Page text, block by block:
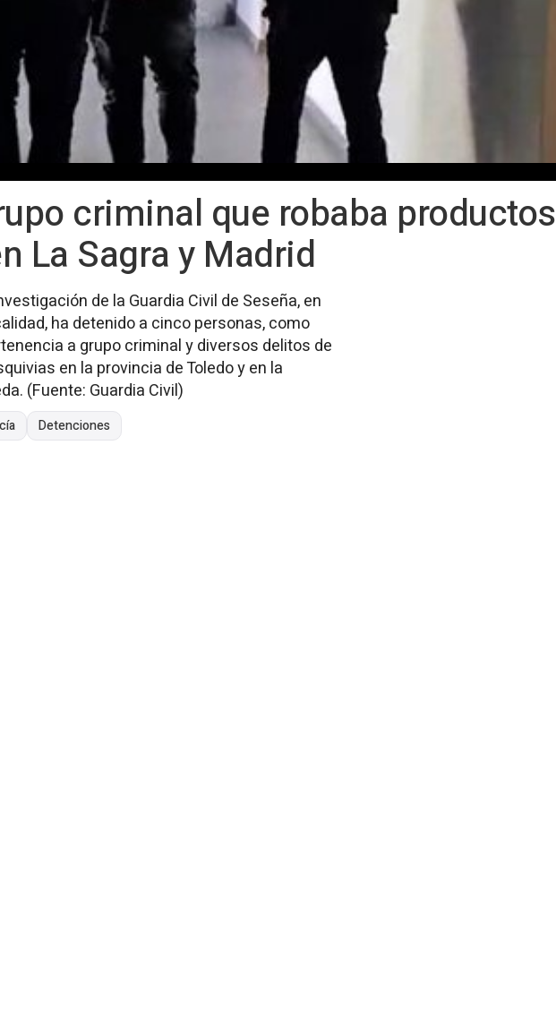
criminal que robaba productos
La Sagra y Madrid
de la Guardia Civil de Seseña, en
ha detenido a cinco personas, como
a grupo criminal y diversos delitos de
en la provincia de Toledo y en la
(Fuente: Guardia Civil)
Detenciones